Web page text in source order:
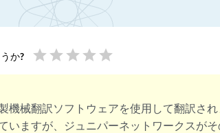
か? star star star star star
機械翻訳ソフトウェアを使用して翻訳さ
いますが、ジュニパーネットワークスが